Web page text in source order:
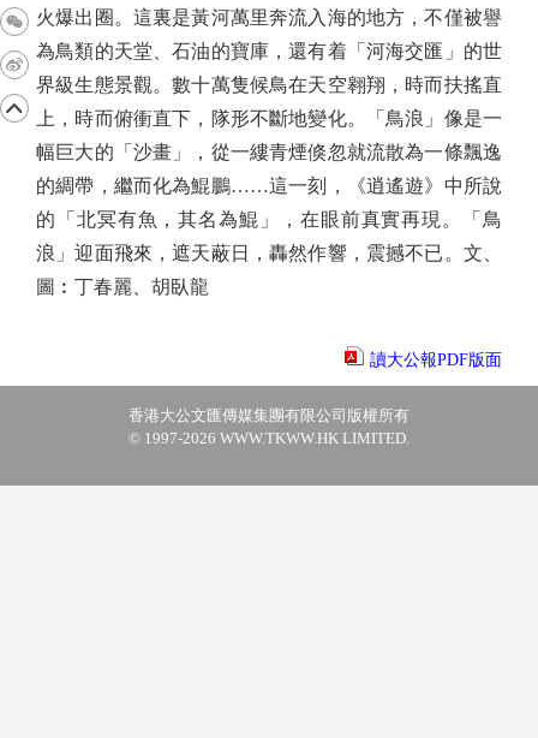
火爆出圈。這裏是黃河萬里奔流入海的地方，不僅被譽
為鳥類的天堂、石油的寶庫，還有着「河海交匯」的世
界級生態景觀。數十萬隻候鳥在天空翱翔，時而扶搖直
上，時而俯衝直下，隊形不斷地變化。「鳥浪」像是一
幅巨大的「沙畫」，從一縷青煙倏忽就流散為一條飄逸
的綢帶，繼而化為鯤鵬……這一刻，《逍遙遊》中所說
的「北冥有魚，其名為鯤」，在眼前真實再現。「鳥
浪」迎面飛來，遮天蔽日，轟然作響，震撼不已。文、
圖︰丁春麗、胡臥龍
讀大公報PDF版面
香港大公文匯傳媒集團有限公司版權所有
© 1997-2026 WWW.TKWW.HK LIMITED.